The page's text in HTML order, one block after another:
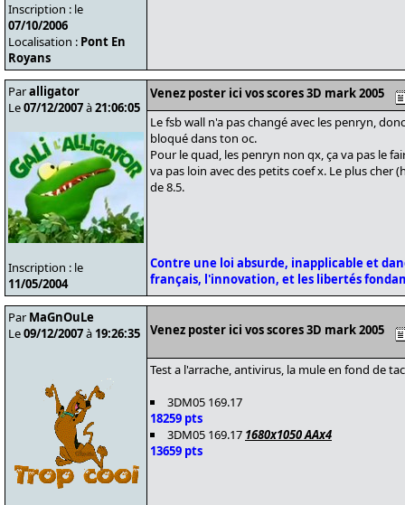
Inscription : le
07/10/2006
Localisation : Pont En
Royans
Paralligator
Le07/12/2007à21:06:05
Inscription : le
11/05/2004
Venez poster ici vos scores 3D mark 2005
Le fsb wall n'a pas changé avec les penryn,
bloqué dans ton oc.
Pour le quad, les penryn non qx, ça va pas le
va pas loin avec des petits coef x. Le plus cher
de 8.5.
Contre une loi absurde, inapplicable et
français, l'innovation, et les libertés
Par MaGnOuLe
Le09/12/2007à 19:26:35 Venez poster ici vos scores 3D mark 2005
Test a l'arrache, antivirus, la mule en fond de
3DM05 169.17
18259 pts
3DM05 169.17 1680x1050 AAx4
13659 pts